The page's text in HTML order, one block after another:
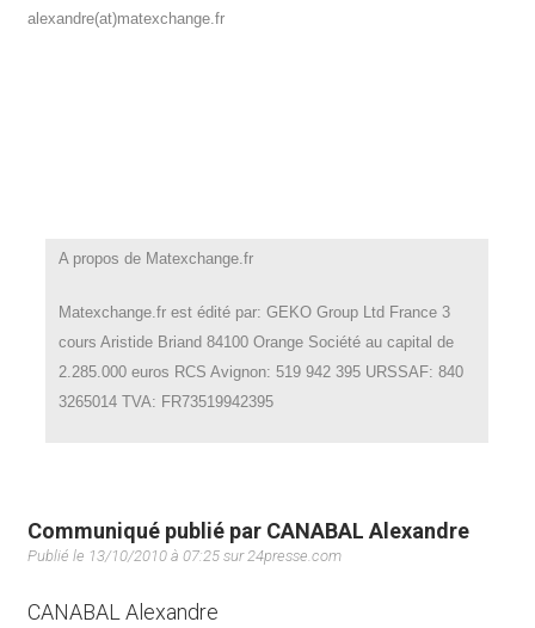
alexandre(at)matexchange.fr
A propos de Matexchange.fr
Matexchange.fr est édité par: GEKO Group Ltd France 3
cours Aristide Briand 84100 Orange Société au capital de
2.285.000 euros RCS Avignon: 519 942 395 URSSAF: 840
3265014 TVA: FR73519942395
Communiqué publié par CANABAL Alexandre
Publié le 13/10/2010 à 07:25 sur 24presse.com
CANABAL Alexandre